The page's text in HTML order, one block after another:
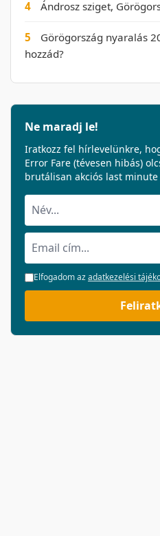
4 Ándrosz sziget,
5
Görögország nyaralás
hozzád?
Ne maradj le!
Iratkozz fel hírlevelünkre,
Error Fare (tévesen hibás)
brutálisan akciós last minute
Elfogadom azadatkezelési